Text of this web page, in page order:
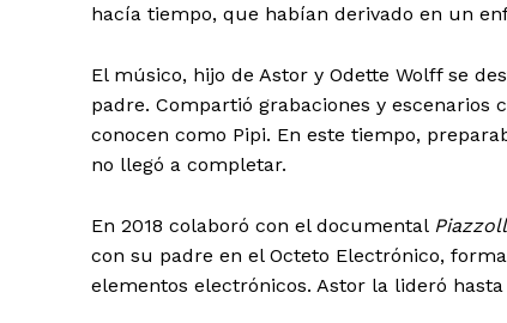
hacía tiempo, que habían derivado en un
El músico, hijo de Astor y Odette Wolff se
padre. Compartió grabaciones y escenarios
conocen como Pipi. En este tiempo,
no llegó a completar.
En 2018 colaboró con el documental
con su padre en el Octeto Electrónico,
elementos electrónicos. Astor la lideró